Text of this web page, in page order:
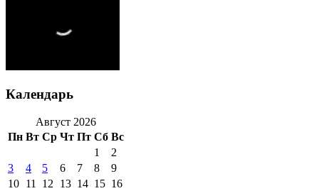
Календарь
Август 2026
Пн Вт Ср Чт Пт Сб Вс
1
2
3
4 5 6 7 8
9
10 11 12 13 14 15 16